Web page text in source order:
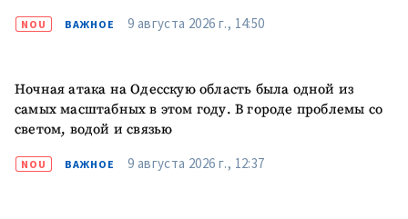
NOU ВАЖНОЕ 9 августа 2026 г., 14:50
Ночная атака на Одесскую область была одной из
самых масштабных в этом году. В городе проблемы со
светом, водой и связью
NOU ВАЖНОЕ 9 августа 2026 г., 12:37